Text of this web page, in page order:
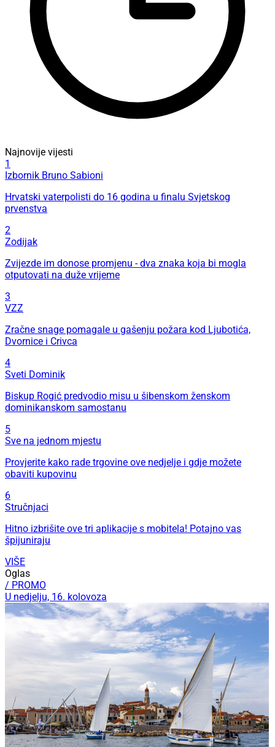
Najnovije vijesti
1
Izbornik Bruno Sabioni
Hrvatski vaterpolisti do 16 godina u finalu Svjetskog
prvenstva
2
Zodijak
Zvijezde im donose promjenu - dva znaka koja bi mogla
otputovati na duže vrijeme
3
VZZ
Zračne snage pomagale u gašenju požara kod Ljubotića,
Dvornice i Crivca
4
Sveti Dominik
Biskup Rogić predvodio misu u šibenskom ženskom
dominikanskom samostanu
5
Sve na jednom mjestu
Provjerite kako rade trgovine ove nedjelje i gdje možete
obaviti kupovinu
6
Stručnjaci
Hitno izbrišite ove tri aplikacije s mobitela! Potajno vas
špijuniraju
VIŠE
Oglas
/ PROMO
U nedjelju, 16. kolovoza